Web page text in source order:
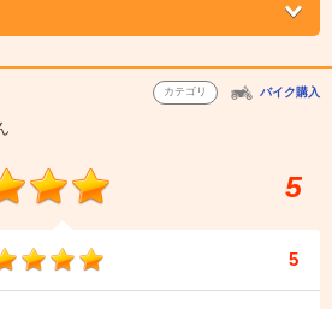
カテゴリ バイク購入
5
5